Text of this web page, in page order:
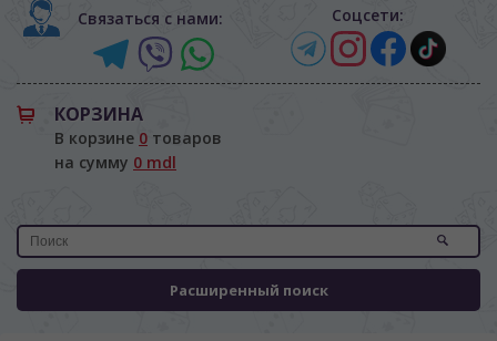
Связаться с нами:
Соцсети:
КОРЗИНА
В корзине 0 товаров
на сумму 0 mdl
Расширенный поиск
ЯЗЫК САЙТА / LIMBA SITE-ULUI
На каком языке Вы хотите